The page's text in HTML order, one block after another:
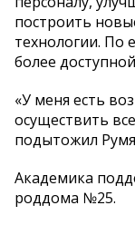
построить
технологии. По
более
«У меня есть
осуществить
подытожил
Академика
роддома №25.